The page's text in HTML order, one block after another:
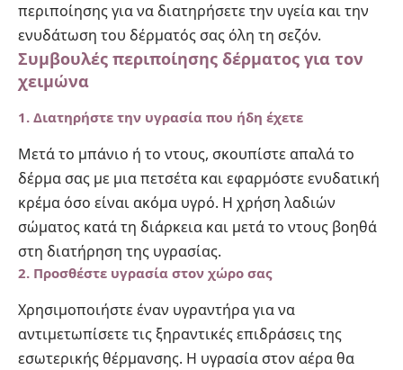
περιποίησης για να διατηρήσετε την υγεία και την
ενυδάτωση του δέρματός σας όλη τη σεζόν.
Συμβουλές περιποίησης δέρματος για τον
χειμώνα
1. Διατηρήστε την υγρασία που ήδη έχετε
Μετά το μπάνιο ή το ντους, σκουπίστε απαλά το
δέρμα σας με μια πετσέτα και εφαρμόστε ενυδατική
κρέμα όσο είναι ακόμα υγρό. Η χρήση λαδιών
σώματος κατά τη διάρκεια και μετά το ντους βοηθά
στη διατήρηση της υγρασίας.
2. Προσθέστε υγρασία στον χώρο σας
Χρησιμοποιήστε έναν υγραντήρα για να
αντιμετωπίσετε τις ξηραντικές επιδράσεις της
εσωτερικής θέρμανσης. Η υγρασία στον αέρα θα